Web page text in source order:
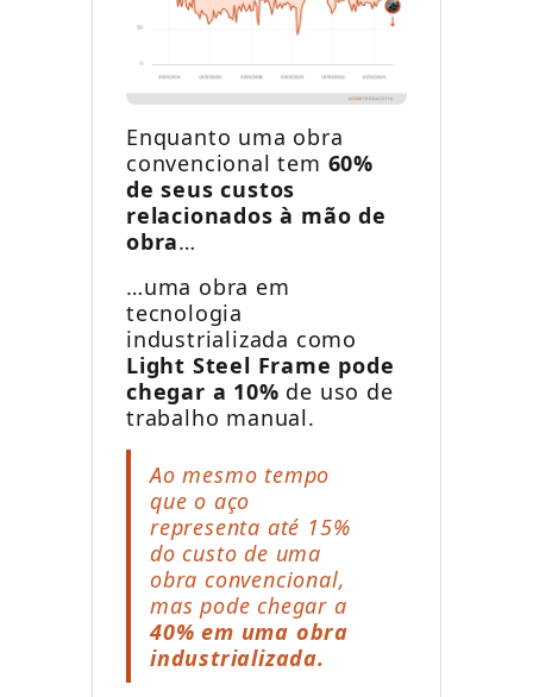
Enquanto uma obra
convencional tem 60%
de seus custos
relacionados à mão de
obra…
…uma obra em
tecnologia
industrializada como
Light Steel Frame pode
chegar a 10% de uso de
trabalho manual.
Ao mesmo tempo
que o aço
representa até 15%
do custo de uma
obra convencional,
mas pode chegar a
40% em uma obra
industrializada.